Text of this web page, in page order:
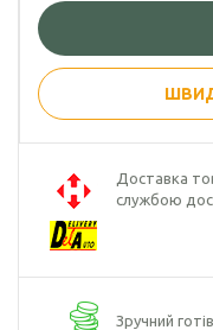
Гарбузова олія
Чорного кмину
олія
кондитерського
соняшника
Кокосова олія
Доставка
службою
Зручний